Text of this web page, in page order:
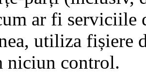
ar fi serviciile
utiliza fișiere
niciun control.